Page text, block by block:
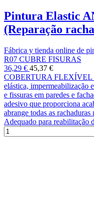
Pintura Elastic
(Reparação
Fábrica y tienda online de
R07 CUBRE FISURAS
36,29 € 45,37 €
COBERTURA FLEXÍVEL
elástica, impermeabilização
e fissuras em paredes e
adesivo que proporciona
abrange todas as
Adequado para reabilitação